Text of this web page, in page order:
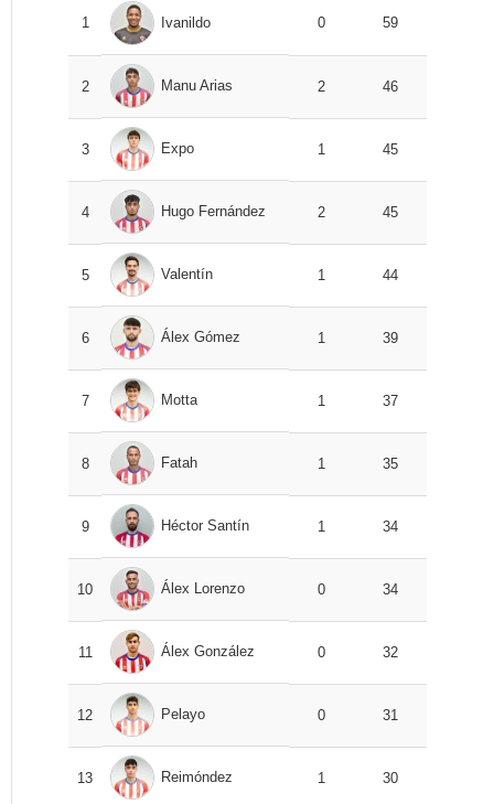
1 Ivanildo 0 59
2 Manu Arias 2 46
3 Expo 1 45
4 Hugo Fernández 2 45
5 Valentín 1 44
6 Álex Gómez 1 39
7 Motta 1 37
8 Fatah 1 35
9 Héctor Santín 1 34
10 Álex Lorenzo 0 34
11 Álex González 0 32
12 Pelayo 0 31
13 Reimóndez 1 30